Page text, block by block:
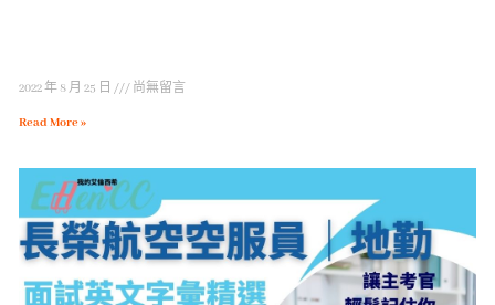
2022 年 8 月 25 日 尚無留言
Read More »